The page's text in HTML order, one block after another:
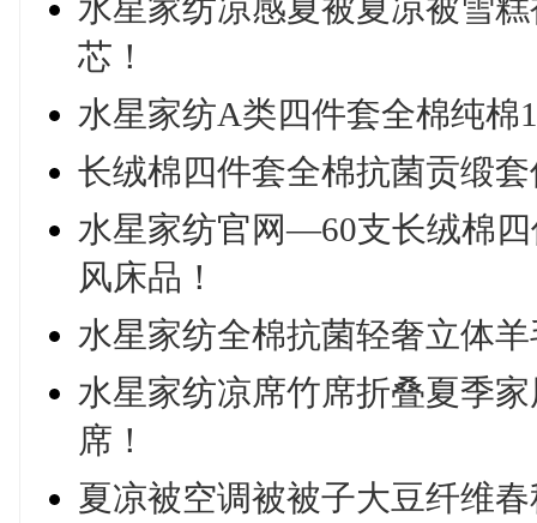
水星家纺凉感夏被夏凉被雪
芯！
水星家纺A类四件套全棉纯棉
长绒棉四件套全棉抗菌贡缎
水星家纺官网—60支长绒棉
风床品！
水星家纺全棉抗菌轻奢立体
水星家纺凉席竹席折叠夏季
席！
夏凉被空调被被子大豆纤维